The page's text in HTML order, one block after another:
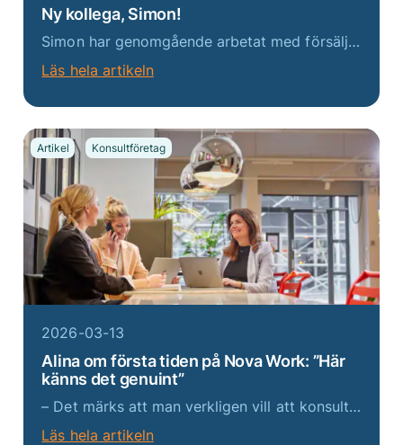
Ny kollega, Simon!
Simon har genomgående arbetat med försäljning och kundservice i sin yrkeskarriär. Han har senast arbetat som B2B-säljare på 3 där han ansvarat för hela säljprocessen, från första kontakt till affär för både nya och befintliga kunder. Med ett starkt driv...
Läs hela artikeln
Artikel Konsultföretag
2026-03-13
Alina om första tiden på Nova Work: ”Här
känns det genuint”
– Det märks att man verkligen vill att konsulterna ska trivas här. Det finns en tydlig vilja att alla ska känna sig delaktiga i att bygga bolaget tillsammans, säger Alina. Hon beskriver Nova Work som ett företag där relationerna står i centrum. Att vara...
Läs hela artikeln